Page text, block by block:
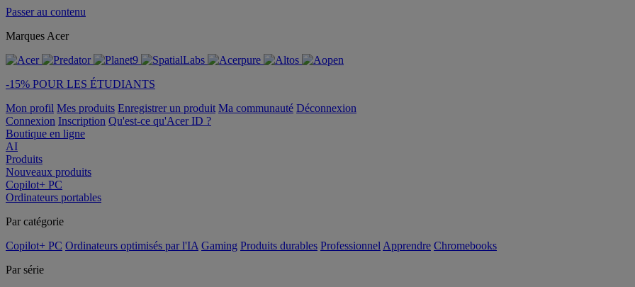
Passer au contenu
Marques Acer
-15% POUR LES ÉTUDIANTS
Mon profil Mes produits Enregistrer un produit Ma communauté Déconnexion
Connexion Inscription Qu'est-ce qu'Acer ID ?
Boutique en ligne
AI
Produits
Nouveaux produits
Copilot+ PC
Ordinateurs portables
Par catégorie
Copilot+ PC Ordinateurs optimisés par l'IA Gaming Produits durables Professionnel Apprendre Chromebooks
Par série